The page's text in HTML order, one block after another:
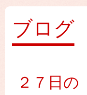
ブログ
２７日の